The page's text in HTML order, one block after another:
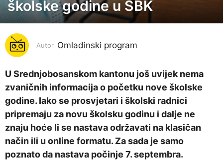
g
o
n
a
p
r
i
j
e
6
školske godine u SBK
Autor Omladinski program
U Srednjobosanskom kantonu još uvijek nema
zvaničnih informacija o početku nove školske
godine. Iako se prosvjetari i školski radnici
pripremaju za novu školsku godinu i dalje ne
znaju hoće li se nastava održavati na klasičan
način ili u online formatu. Za sada je samo
poznato da nastava počinje 7. septembra.